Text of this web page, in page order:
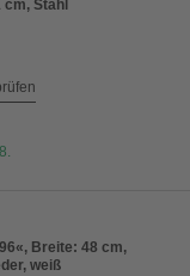
Stahl
Breite: 48 cm,
weiß